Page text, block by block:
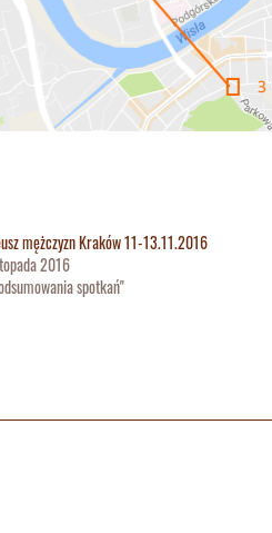
mężczyzn Kraków 11-13.11.2016
2016
spotkań"